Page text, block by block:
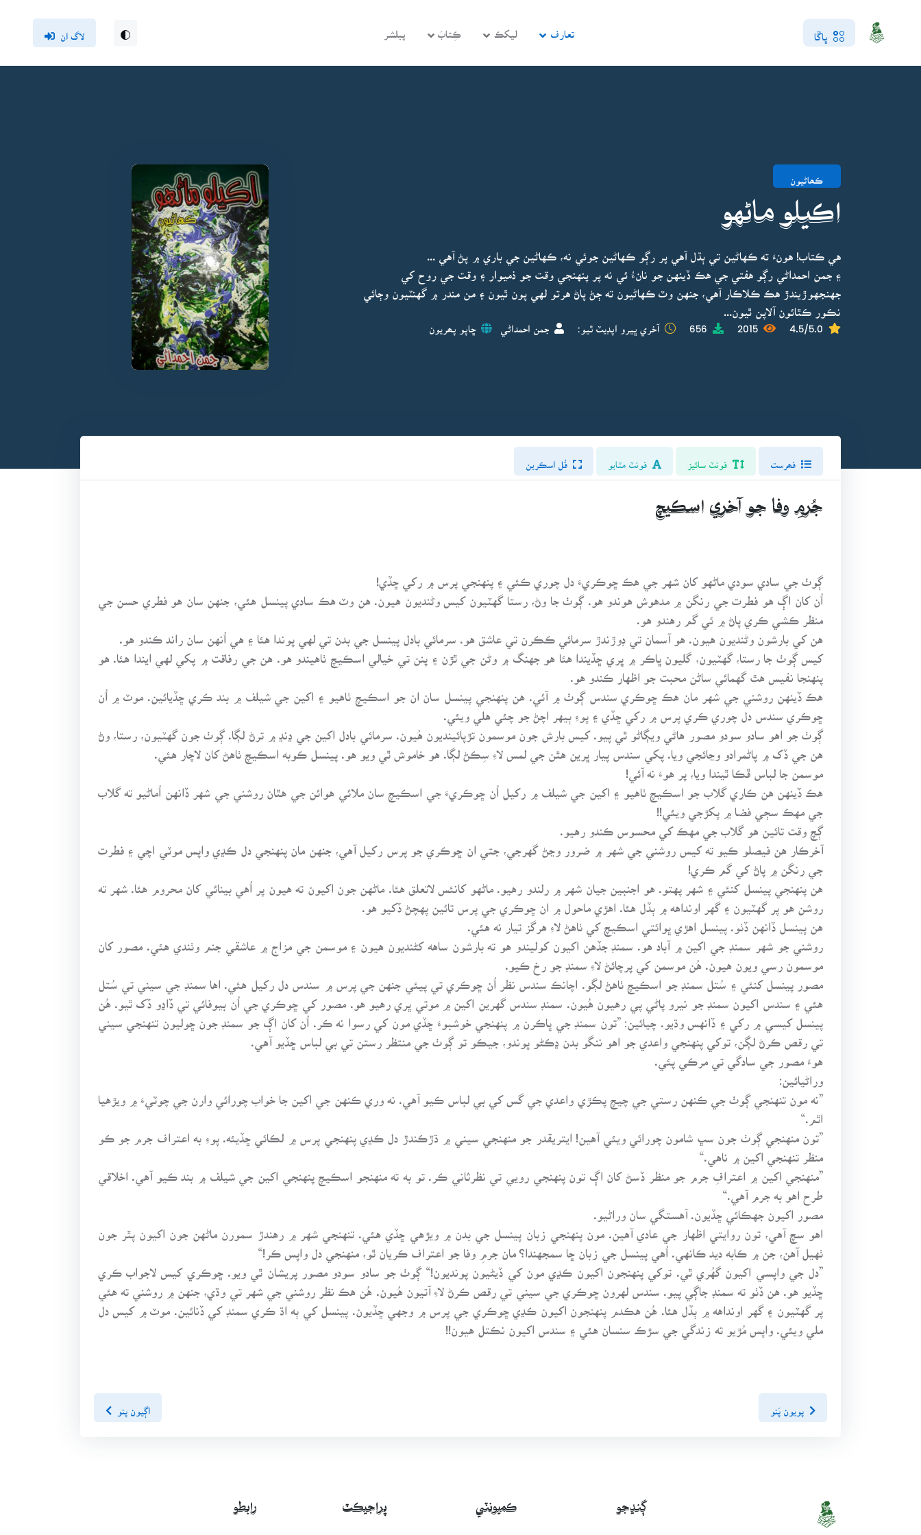
ڀاڱا تعارف ليکڪ ڪِتابَ پبلشر لاگ ان
ڪھاڻيون
اڪيلو ماڻهو
هي ڪتاب! هونءَ ته ڪهاڻين تي ٻڌل آهي پر رڳو ڪهاڻين جوئي نه، ڪهاڻين جي باري ۾ پڻ آهي ...
۽ جمن احمداڻي رڳو هفتي جي هڪ ڏينهن جو نانءُ ئي نه پر پنهنجي وقت جو ذميوار ۽ وقت جي روح کي
جهنجهوڙيندڙ هڪ ڪلاڪار آهي، جنهن وٽ ڪهاڻيون ته ڄڻ پاڻ هرتو لهي پون ٿيون ۽ من مندر ۾ گهنٽيون وڄائي
نڪور ڪٿائون آلاپن ٿيون...
4.5/5.0
2015
656 آخري ڀيرو اپڊيٽ ٿيو: جمن احمداڻي ڇاپو پھريون
فُل اسڪرين
جُرمِ وفا جو آخري اسڪيچ
ڳوٺ جي سادي سودي ماڻهو کان شهر جي هڪ ڇوڪريءَ دل چوري ڪئي ۽ پنهنجي پرس ۾ رکي ڇڏي!
اُن کان اڳ هو فطرت جي رنگن ۾ مدهوش هوندو هو. ڳوٺ جا وڻ، رستا گهٽيون کيس وڻنديون هيون. هن وٽ هڪ سادي پينسل هئي، جنهن سان هو فطري حسن جي
منظر ڪشي ڪري پاڻ ۾ ئي گم رهندو هو.
هن کي بارشون وڻنديون هيون. هو آسمان تي ڊوڙندڙ سرمائي ڪڪرن تي عاشق هو. سرمائي بادل پينسل جي بدن تي لهي پوندا هئا ۽ هي اُنهن سان راند ڪندو هو.
کيس ڳوٺ جا رستا، گهٽيون، گليون ڀاڪر ۾ ڀري ڇڏيندا هئا هو جهنگ ۾ وڻن جي ٿڙن ۽ پنن تي خيالي اسڪيچ ٺاهيندو هو. هن جي رفاقت ۾ پکي لهي ايندا هئا. هو
پنهنجا نفيس هٿ گهمائي ساڻن محبت جو اظهار ڪندو هو.
هڪ ڏينهن روشني جي شهر مان هڪ ڇوڪري سندس ڳوٺ ۾ آئي. هن پنهنجي پينسل سان ان جو اسڪيچ ٺاهيو ۽ اکين جي شيلف ۾ بند ڪري ڇڏيائين. موٽ ۾ اُن
ڇوڪري سندس دل چوري ڪري پرس ۾ رکي ڇڏي ۽ پوءِ ٻيهر اچڻ جو چئي هلي ويئي.
ڳوٺ جو اهو سادو سودو مصور هاڻي ويڳاڻو ٿي پيو. کيس بارش جون موسمون تڙپائينديون هُيون. سرمائي بادل اکين جي ڍنڍ ۾ ترڻ لڳا. ڳوٺ جون گهٽيون، رستا، وڻ
هن جي ڏک ۾ پاڻمرادو وڃائجي ويا. پکي سندس پيار ڀرين هٿن جي لمس لاءِ سِڪڻ لڳا. هو خاموش ٿي ويو هو. پينسل ڪوبه اسڪيچ ٺاهڻ کان لاچار هئي.
موسمن جا لباس ڦڪا ٿيندا ويا، پر هوءَ نه آئي!
هڪ ڏينهن هن ڪاري گلاب جو اسڪيچ ٺاهيو ۽ اکين جي شيلف ۾ رکيل اُن ڇوڪريءَ جي اسڪيچ سان ملائي هوائن جي هٿان روشني جي شهر ڏانهن اُماڻيو ته گلاب
جي مهڪ سڄي فضا ۾ پکڙجي ويئي!!
ڳچ وقت تائين هو گلاب جي مهڪ کي محسوس ڪندو رهيو.
آخرڪار هن فيصلو ڪيو ته کيس روشني جي شهر ۾ ضرور وڃڻ گهرجي، جتي ان ڇوڪري جو پرس رکيل آهي، جنهن مان پنهنجي دل ڪڍي واپس موٽي اچي ۽ فطرت
جي رنگن ۾ پاڻ کي گم ڪري!
هن پنهنجي پينسل کنئي ۽ شهر پهتو. هو اجنبين جيان شهر ۾ رلندو رهيو. ماڻهو کانئس لاتعلق هئا. ماڻهن جون اکيون ته هيون پر اُهي بينائي کان محروم هئا. شهر ته
روشن هو پر گهٽيون ۽ گهر اونداهه ۾ ٻڏل هئا. اهڙي ماحول ۾ ان ڇوڪري جي پرس تائين پهچڻ ڏکيو هو.
هن پينسل ڏانهن ڏٺو. پينسل اهڙي ڀوائتي اسڪيچ کي ٺاهڻ لاءِ هرگز تيار نه هئي.
روشني جو شهر سمنڊ جي اکين ۾ آباد هو. سمنڊ جڏهن اکيون کوليندو هو ته بارشون ساهه کڻنديون هيون ۽ موسمن جي مزاج ۾ عاشقي جنم وٺندي هئي. مصور کان
موسمون رسي ويون هيون. هُن موسمن کي پرچائڻ لاءِ سمنڊ جو رخ ڪيو.
مصور پينسل کنئي ۽ سُتل سمنڊ جو اسڪيچ ٺاهڻ لڳو. اچانڪ سندس نظر اُن ڇوڪري تي پيئي جنهن جي پرس ۾ سندس دل رکيل هئي. اها سمنڊ جي سيني تي سُتل
هئي ۽ سندس اکيون سمنڊ جو نيرو پاڻي پي رهيون هُيون. سمنڊ سندس گهرين اکين ۾ موتي ڀري رهيو هو. مصور کي ڇوڪري جي اُن بيوفائي تي ڏاڍو ڏک ٿيو. هُن
پينسل کيسي ۾ رکي ۽ ڏانهس وڌيو. چيائين: ”تون سمنڊ جي ڀاڪرن ۾ پنهنجي خوشبوءَ ڇڏي مون کي رسوا نه ڪر. اُن کان اڳ جو سمنڊ جون ڇوليون تنهنجي سيني
تي رقص ڪرڻ لڳن، توکي پنهنجي واعدي جو اهو ننگو بدن ڍڪڻو پوندو، جيڪو تو ڳوٺ جي منتظر رستن تي بي لباس ڇڏيو آهي.
هوءَ مصور جي سادگي تي مرڪي پئي.
وراڻيائين:
”نه مون تنهنجي ڳوٺ جي ڪنهن رستي جي چيچ پڪڙي واعدي جي گس کي بي لباس ڪيو آهي. نه وري ڪنهن جي اکين جا خواب چورائي وارن جي چوٽيءَ ۾ ويڙهيا
اٿم.“
”تون منهنجي ڳوٺ جون سڀ شامون چورائي ويئي آهين! ايتريقدر جو منهنجي سيني ۾ ڌڙڪندڙ دل ڪڍي پنهنجي پرس ۾ لڪائي ڇڏيئه. پوءِ به اعتراف جرم جو ڪو
منظر تنهنجي اکين ۾ ناهي.“
”منهنجي اکين ۾ اعترافِ جرم جو منظر ڏسڻ کان اڳ تون پنهنجي رويي تي نظرثاني ڪر. تو به ته منهنجو اسڪيچ پنهنجي اکين جي شيلف ۾ بند ڪيو آهي. اخلاقي
طرح اهو به جرم آهي.“
مصور اکيون جهڪائي ڇڏيون. آهستگي سان وراڻيو.
اهو سچ آهي، تون روايتي اظهار جي عادي آهين. مون پنهنجي زبان پينسل جي بدن ۾ ويڙهي ڇڏي هئي. تنهنجي شهر ۾ رهندڙ سمورن ماڻهن جون اکيون پٿر جون
ٺهيل آهن، جن ۾ ڪابه ديد ڪانهي. اُهي پينسل جي زبان ڇا سمجهندا؟ مان جرمِ وفا جو اعتراف ڪريان ٿو، منهنجي دل واپس ڪر!“
”دل جي واپسي اکيون گهُري ٿي. توکي پنهنجون اکيون ڪڍي مون کي ڏيڻيون پونديون!“ ڳوٺ جو سادو سودو مصور پريشان ٿي ويو. ڇوڪري کيس لاجواب ڪري
ڇڏيو هو. هن ڏٺو ته سمنڊ جاڳي پيو. سندس لهرون ڇوڪري جي سيني تي رقص ڪرڻ لاءِ آتيون هُيون. هُن هڪ نظر روشني جي شهر تي وڌي، جنهن ۾ روشني ته هئي
پر گهٽيون ۽ گهر اونداهه ۾ ٻڏل هئا. هُن هڪدم پنهنجون اکيون ڪڍي ڇوڪري جي پرس ۾ وجهي ڇڏيون. پينسل کي ٻه اڌ ڪري سمنڊ کي ڏنائين. موٽ ۾ کيس دل
ملي ويئي. واپس مُڙيو ته زندگي جي سڙڪ سنسان هئي ۽ سندس اکيون نڪتل هيون!!
پويون پَنو اڳيون پنو
ڳنڍجو ڪميونٽي پراجيڪٽ رابطو